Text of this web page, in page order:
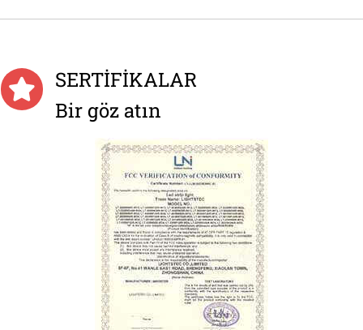
SERTİFİKALAR
Bir göz atın